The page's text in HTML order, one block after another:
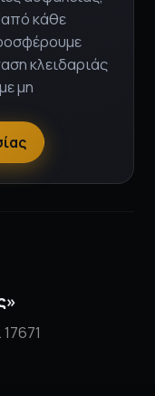
του χώρου
του
της,